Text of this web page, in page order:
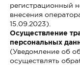
регистрационный
внесения
15.09.2023).
Осуществление
персональных
(Уведомление об
осуществлять